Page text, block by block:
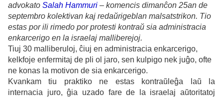
advokato Salah Hammuri – komencis dimanĉon 25an de
septembro kolektivan kaj redaŭrigeblan malsatstrikon. Tio
estas por ili rimedo por protesti kontraŭ sia administracia
enkarcerigo en la israelaj malliberejoj.
Tiuj 30 malliberuloj, ĉiuj en administracia enkarcerigo,
kelkfoje enfermitaj de pli ol jaro, sen kulpigo nek juĝo, ofte
ne konas la motivon de sia enkarcerigo.
Kvankam tiu praktiko ne estas kontraŭleĝa laŭ la
internacia juro, ĝia uzado fare de la israelaj aŭtoritatoj